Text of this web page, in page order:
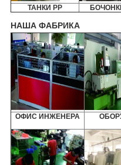
ТАНКИ PP
НАША ФАБРИКА
ОФИС ИНЖЕНЕРА